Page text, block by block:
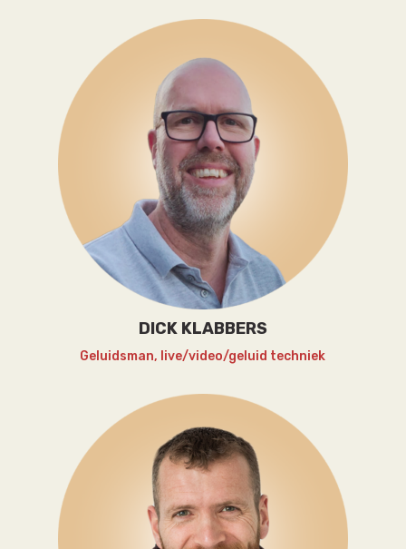
DICK KLABBERS
Geluidsman, live/video/geluid techniek